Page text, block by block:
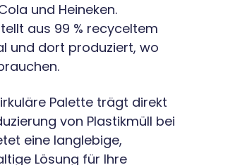
und Heineken.
aus 99 % recyceltem
und dort produziert, wo
Palette trägt direkt
von Plastikmüll bei
eine langlebige,
Lösung für Ihre